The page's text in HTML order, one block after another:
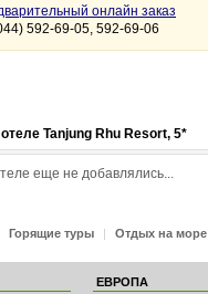
онлайн заказ
592-69-05, 592-69-06
Tanjung Rhu Resort, 5*
еще не добавлялись...
Горящие туры | Отдых на море
ЕВРОПА